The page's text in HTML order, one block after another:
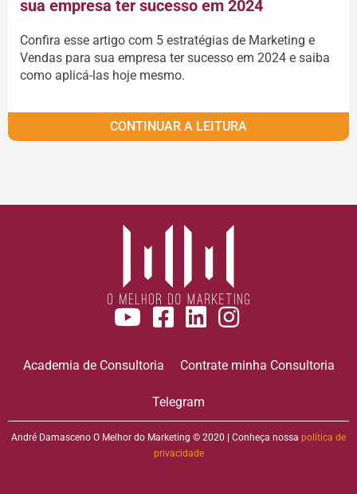
sua empresa ter sucesso em 2024
Confira esse artigo com 5 estratégias de Marketing e
Vendas para sua empresa ter sucesso em 2024 e saiba
como aplicá-las hoje mesmo.
CONTINUAR A LEITURA
Academia de Consultoria Contrate minha Consultoria
Telegram
André Damasceno O Melhor do Marketing © 2020 | Conheça nossa política de
privacidade